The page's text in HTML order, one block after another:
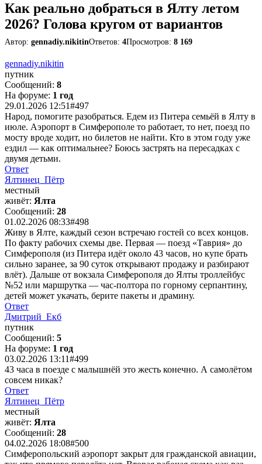
Как реально добраться в Ялту летом
2026? Голова кругом от вариантов
Автор: gennadiy.nikitinОтветов: 4Просмотров: 8 169
gennadiy.nikitin
путник
Сообщений: 8
На форуме: 1 год
29.01.2026 12:51#497
Народ, помогите разобраться. Едем из Питера семьёй в Ялту в
июле. Аэропорт в Симферополе то работает, то нет, поезд по
мосту вроде ходит, но билетов не найти. Кто в этом году уже
ездил — как оптимальнее? Боюсь застрять на пересадках с
двумя детьми.
Ответ
Ялтинец_Пётр
местный
живёт: Ялта
Сообщений: 28
01.02.2026 08:33#498
Живу в Ялте, каждый сезон встречаю гостей со всех концов.
По факту рабочих схемы две. Первая — поезд «Таврия» до
Симферополя (из Питера идёт около 43 часов, но купе брать
сильно заранее, за 90 суток открывают продажу и разбирают
влёт). Дальше от вокзала Симферополя до Ялты троллейбус
№52 или маршрутка — час-полтора по горному серпантину,
детей может укачать, берите пакеты и драмину.
Ответ
Дмитрий_Екб
путник
Сообщений: 5
На форуме: 1 год
03.02.2026 13:11#499
43 часа в поезде с малышнёй это жесть конечно. А самолётом
совсем никак?
Ответ
Ялтинец_Пётр
местный
живёт: Ялта
Сообщений: 28
04.02.2026 18:08#500
Симферопольский аэропорт закрыт для гражданской авиации,